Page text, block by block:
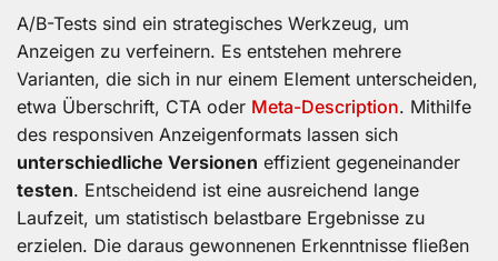
A/B-Tests sind ein strategisches Werkzeug, um
Anzeigen zu verfeinern. Es entstehen mehrere
Varianten, die sich in nur einem Element unterscheiden,
etwa Überschrift, CTA oder Meta-Description. Mithilfe
des responsiven Anzeigenformats lassen sich
unterschiedliche Versionen effizient gegeneinander
testen. Entscheidend ist eine ausreichend lange
Laufzeit, um statistisch belastbare Ergebnisse zu
erzielen. Die daraus gewonnenen Erkenntnisse fließen